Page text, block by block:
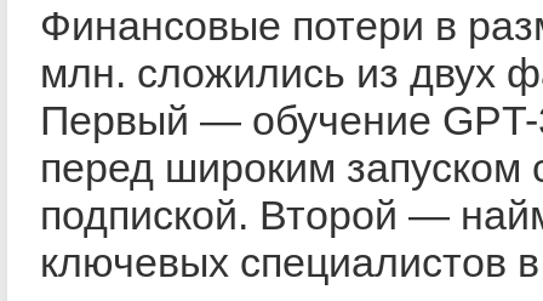
Финансовые потери в
млн. сложились из двух
Первый — обучение
перед широким запуском
подпиской. Второй —
ключевых специалистов